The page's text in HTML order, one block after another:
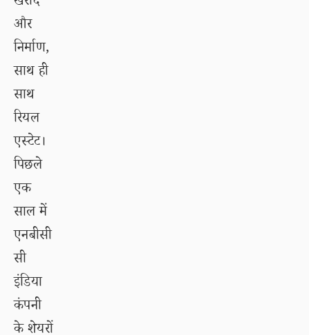
और
निर्माण,
साथ ही
साथ
रियल
एस्टेट।
पिछले
एक
साल में
एनबीसी
सी
इंडिया
कंपनी
के शेयरों